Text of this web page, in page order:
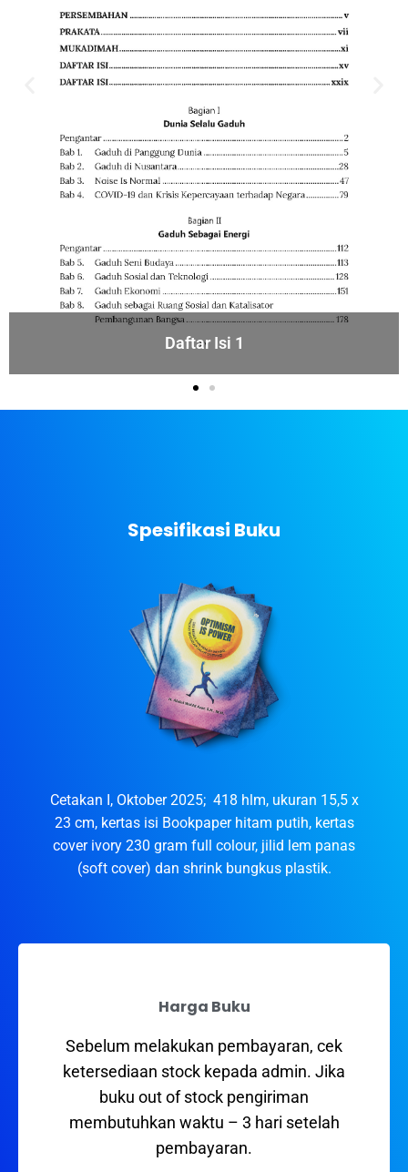
Daftar Isi 1
Spesifikasi Buku
Cetakan I, Oktober 2025; 418 hlm, ukuran 15,5 x
23 cm, kertas isi Bookpaper hitam putih, kertas
cover ivory 230 gram full colour, jilid lem panas
(soft cover) dan shrink bungkus plastik.
Harga Buku
Sebelum melakukan pembayaran, cek
ketersediaan stock kepada admin. Jika
buku out of stock pengiriman
membutuhkan waktu – 3 hari setelah
pembayaran.